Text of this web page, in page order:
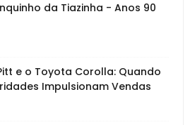
da Tiazinha - Anos 90
e o Toyota Corolla: Quando
Impulsionam Vendas